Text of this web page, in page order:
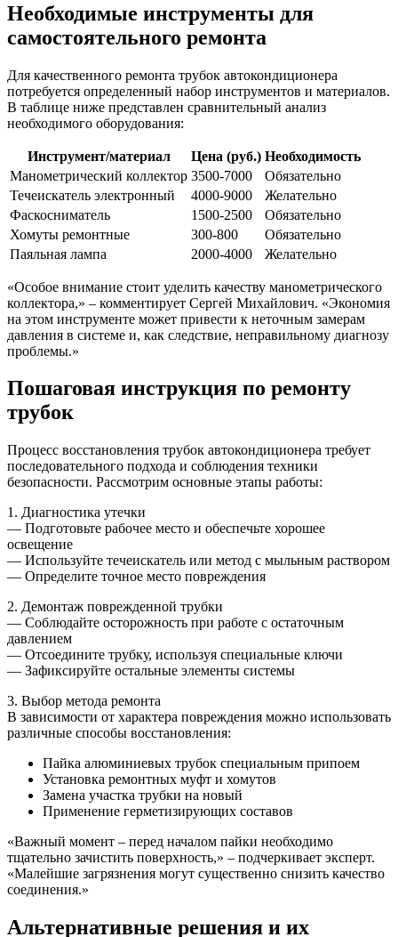
Необходимые инструменты для
самостоятельного ремонта
Для качественного ремонта трубок автокондиционера
потребуется определенный набор инструментов и материалов.
В таблице ниже представлен сравнительный анализ
необходимого оборудования:
Инструмент/материал Цена (руб.) Необходимость
Манометрический коллектор 3500-7000
Обязательно
Течеискатель электронный
4000-9000
Желательно
Фаскосниматель
1500-2500
Обязательно
Хомуты ремонтные
300-800
Обязательно
Паяльная лампа
2000-4000 Желательно
«Особое внимание стоит уделить качеству манометрического
коллектора,» – комментирует Сергей Михайлович. «Экономия
на этом инструменте может привести к неточным замерам
давления в системе и, как следствие, неправильному диагнозу
проблемы.»
Пошаговая инструкция по ремонту
трубок
Процесс восстановления трубок автокондиционера требует
последовательного подхода и соблюдения техники
безопасности. Рассмотрим основные этапы работы:
1. Диагностика утечки
— Подготовьте рабочее место и обеспечьте хорошее
освещение
— Используйте течеискатель или метод с мыльным раствором
— Определите точное место повреждения
2. Демонтаж поврежденной трубки
— Соблюдайте осторожность при работе с остаточным
давлением
— Отсоедините трубку, используя специальные ключи
— Зафиксируйте остальные элементы системы
3. Выбор метода ремонта
В зависимости от характера повреждения можно использовать
различные способы восстановления:
Пайка алюминиевых трубок специальным припоем
Установка ремонтных муфт и хомутов
Замена участка трубки на новый
Применение герметизирующих составов
«Важный момент – перед началом пайки необходимо
тщательно зачистить поверхность,» – подчеркивает эксперт.
«Малейшие загрязнения могут существенно снизить качество
соединения.»
Альтернативные решения и их